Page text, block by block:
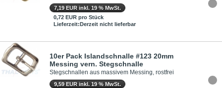
7,19 EUR inkl. 19 % MwSt.
0,72 EUR pro Stück
Lieferzeit:Derzeit nicht lieferbar
10er Pack Islandschnalle #123 20mm
Messing vern. Stegschnalle
Stegschnallen aus massivem Messing, rostfrei
9,59 EUR inkl. 19 % MwSt.